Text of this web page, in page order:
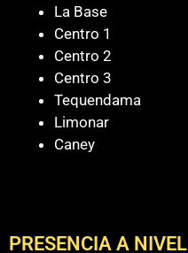
La Base
Centro 1
Centro 2
Centro 3
Tequendama
Limonar
Caney
PRESENCIA A NIVEL